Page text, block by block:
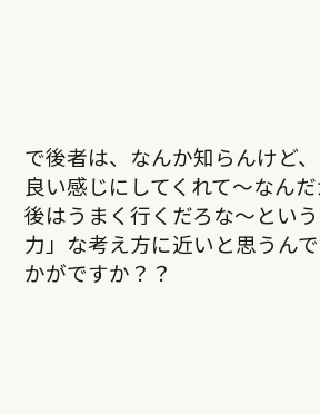
で後者は、なんか知らんけど
良い感じにしてくれて〜なん
後はうまく行くだろな〜とい
力」な考え方に近いと思うん
かがですか？？